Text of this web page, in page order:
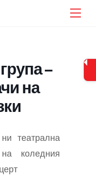
–
на
театрална
коледния